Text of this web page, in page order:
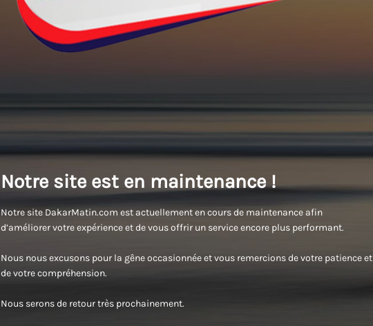
Notre site est en maintenance !
Notre site DakarMatin.com est actuellement en cours de maintenance afin
d’améliorer votre expérience et de vous offrir un service encore plus performant.
Nous nous excusons pour la gêne occasionnée et vous remercions de votre patience et
de votre compréhension.
Nous serons de retour très prochainement.